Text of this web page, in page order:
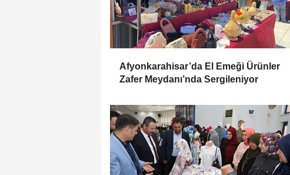
Afyonkarahisar’da El Emeği Ürünler
Zafer Meydanı’nda Sergileniyor